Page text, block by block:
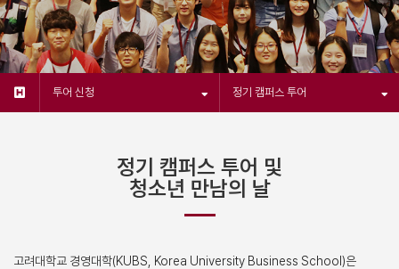
투어 신청 정기 캠퍼스 투어
정기 캠퍼스 투어 및
청소년 만남의 날
고려대학교 경영대학(KUBS, Korea University Business School)은